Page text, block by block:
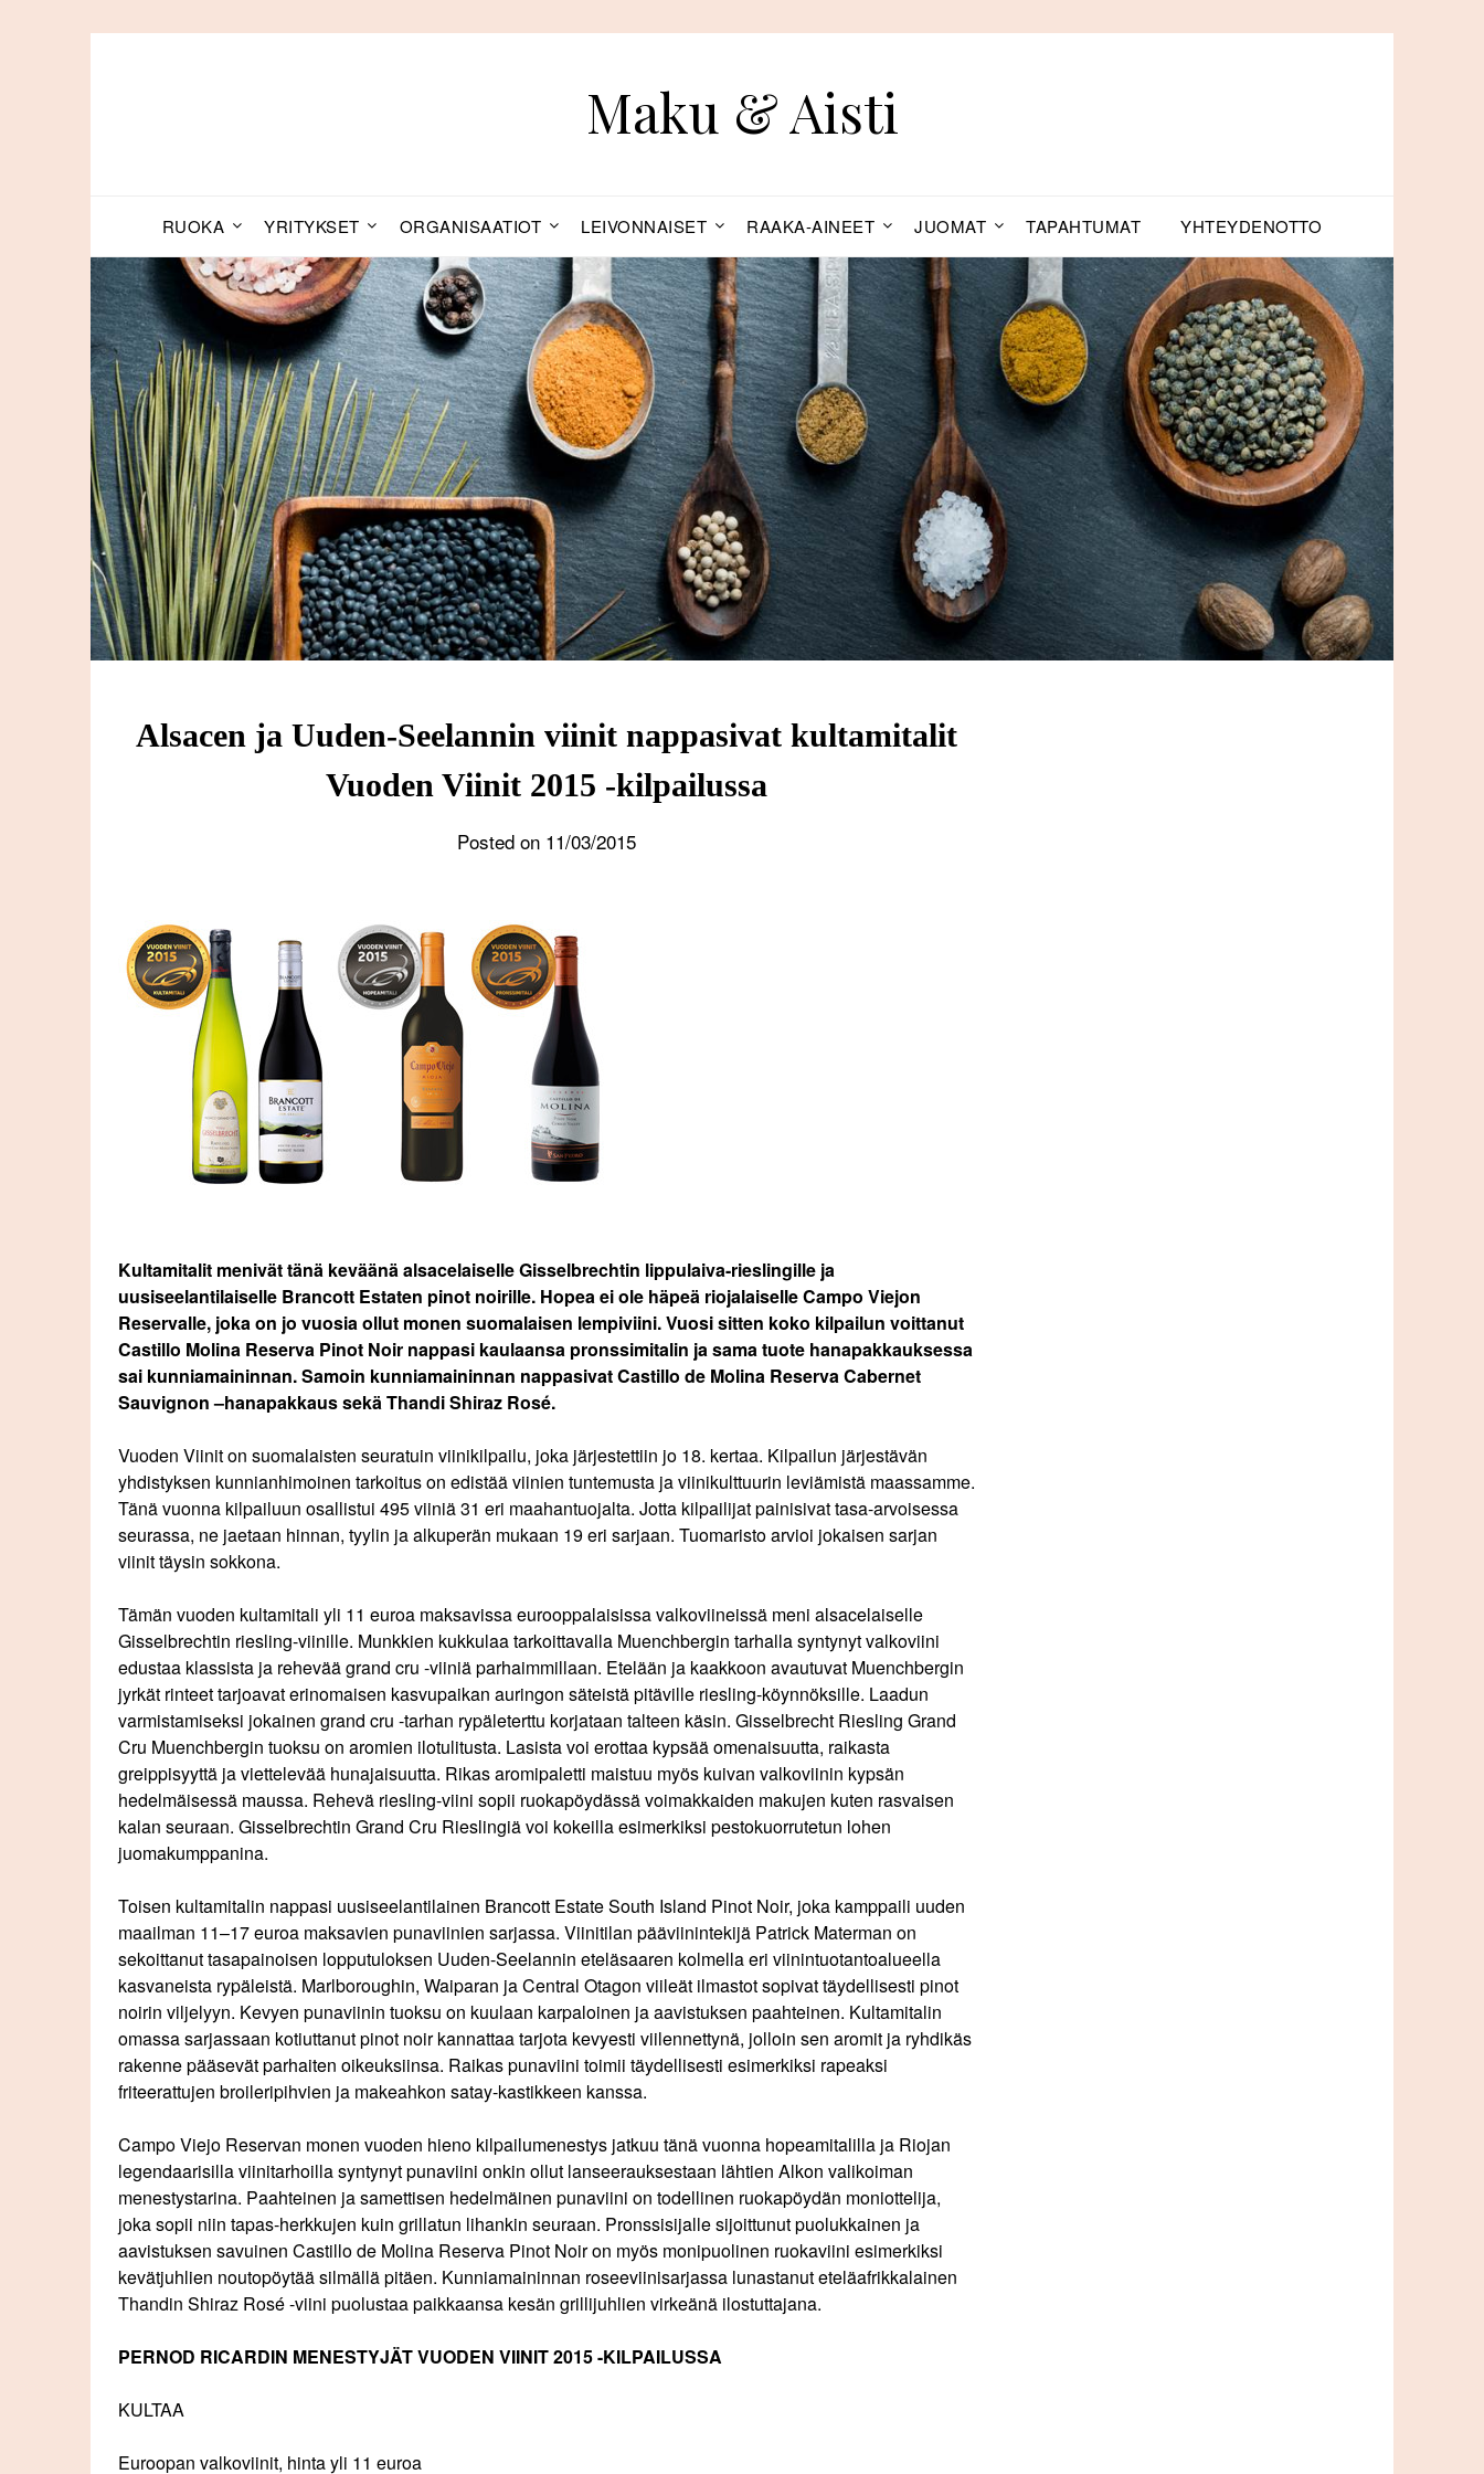
Maku & Aisti
RUOKA YRITYKSET ORGANISAATIOT LEIVONNAISET RAAKA-AINEET JUOMAT TAPAHTUMAT YHTEYDENOTTO
Alsacen ja Uuden-Seelannin viinit nappasivat kultamitalit
Vuoden Viinit 2015 -kilpailussa
Posted on 11/03/2015
Kultamitalit menivät tänä keväänä alsacelaiselle Gisselbrechtin lippulaiva-rieslingille ja
uusiseelantilaiselle Brancott Estaten pinot noirille. Hopea ei ole häpeä riojalaiselle Campo Viejon
Reservalle, joka on jo vuosia ollut monen suomalaisen lempiviini. Vuosi sitten koko kilpailun voittanut
Castillo Molina Reserva Pinot Noir nappasi kaulaansa pronssimitalin ja sama tuote hanapakkauksessa
sai kunniamaininnan. Samoin kunniamaininnan nappasivat Castillo de Molina Reserva Cabernet
Sauvignon –hanapakkaus sekä Thandi Shiraz Rosé.
Vuoden Viinit on suomalaisten seuratuin viinikilpailu, joka järjestettiin jo 18. kertaa. Kilpailun järjestävän
yhdistyksen kunnianhimoinen tarkoitus on edistää viinien tuntemusta ja viinikulttuurin leviämistä maassamme.
Tänä vuonna kilpailuun osallistui 495 viiniä 31 eri maahantuojalta. Jotta kilpailijat painisivat tasa-arvoisessa
seurassa, ne jaetaan hinnan, tyylin ja alkuperän mukaan 19 eri sarjaan. Tuomaristo arvioi jokaisen sarjan
viinit täysin sokkona.
Tämän vuoden kultamitali yli 11 euroa maksavissa eurooppalaisissa valkoviineissä meni alsacelaiselle
Gisselbrechtin riesling-viinille. Munkkien kukkulaa tarkoittavalla Muenchbergin tarhalla syntynyt valkoviini
edustaa klassista ja rehevää grand cru -viiniä parhaimmillaan. Etelään ja kaakkoon avautuvat Muenchbergin
jyrkät rinteet tarjoavat erinomaisen kasvupaikan auringon säteistä pitäville riesling-köynnöksille. Laadun
varmistamiseksi jokainen grand cru -tarhan rypäleterttu korjataan talteen käsin. Gisselbrecht Riesling Grand
Cru Muenchbergin tuoksu on aromien ilotulitusta. Lasista voi erottaa kypsää omenaisuutta, raikasta
greippisyyttä ja viettelevää hunajaisuutta. Rikas aromipaletti maistuu myös kuivan valkoviinin kypsän
hedelmäisessä maussa. Rehevä riesling-viini sopii ruokapöydässä voimakkaiden makujen kuten rasvaisen
kalan seuraan. Gisselbrechtin Grand Cru Rieslingiä voi kokeilla esimerkiksi pestokuorrutetun lohen
juomakumppanina.
Toisen kultamitalin nappasi uusiseelantilainen Brancott Estate South Island Pinot Noir, joka kamppaili uuden
maailman 11–17 euroa maksavien punaviinien sarjassa. Viinitilan pääviinintekijä Patrick Materman on
sekoittanut tasapainoisen lopputuloksen Uuden-Seelannin eteläsaaren kolmella eri viinintuotantoalueella
kasvaneista rypäleistä. Marlboroughin, Waiparan ja Central Otagon viileät ilmastot sopivat täydellisesti pinot
noirin viljelyyn. Kevyen punaviinin tuoksu on kuulaan karpaloinen ja aavistuksen paahteinen. Kultamitalin
omassa sarjassaan kotiuttanut pinot noir kannattaa tarjota kevyesti viilennettynä, jolloin sen aromit ja ryhdikäs
rakenne pääsevät parhaiten oikeuksiinsa. Raikas punaviini toimii täydellisesti esimerkiksi rapeaksi
friteerattujen broileripihvien ja makeahkon satay-kastikkeen kanssa.
Campo Viejo Reservan monen vuoden hieno kilpailumenestys jatkuu tänä vuonna hopeamitalilla ja Riojan
legendaarisilla viinitarhoilla syntynyt punaviini onkin ollut lanseerauksestaan lähtien Alkon valikoiman
menestystarina. Paahteinen ja samettisen hedelmäinen punaviini on todellinen ruokapöydän moniottelija,
joka sopii niin tapas-herkkujen kuin grillatun lihankin seuraan. Pronssisijalle sijoittunut puolukkainen ja
aavistuksen savuinen Castillo de Molina Reserva Pinot Noir on myös monipuolinen ruokaviini esimerkiksi
kevätjuhlien noutopöytää silmällä pitäen. Kunniamaininnan roseeviinisarjassa lunastanut eteläafrikkalainen
Thandin Shiraz Rosé -viini puolustaa paikkaansa kesän grillijuhlien virkeänä ilostuttajana.
PERNOD RICARDIN MENESTYJÄT VUODEN VIINIT 2015 -KILPAILUSSA
KULTAA
Euroopan valkoviinit, hinta yli 11 euroa